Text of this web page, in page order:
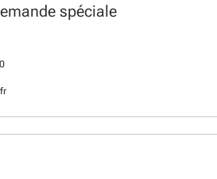
spéciale